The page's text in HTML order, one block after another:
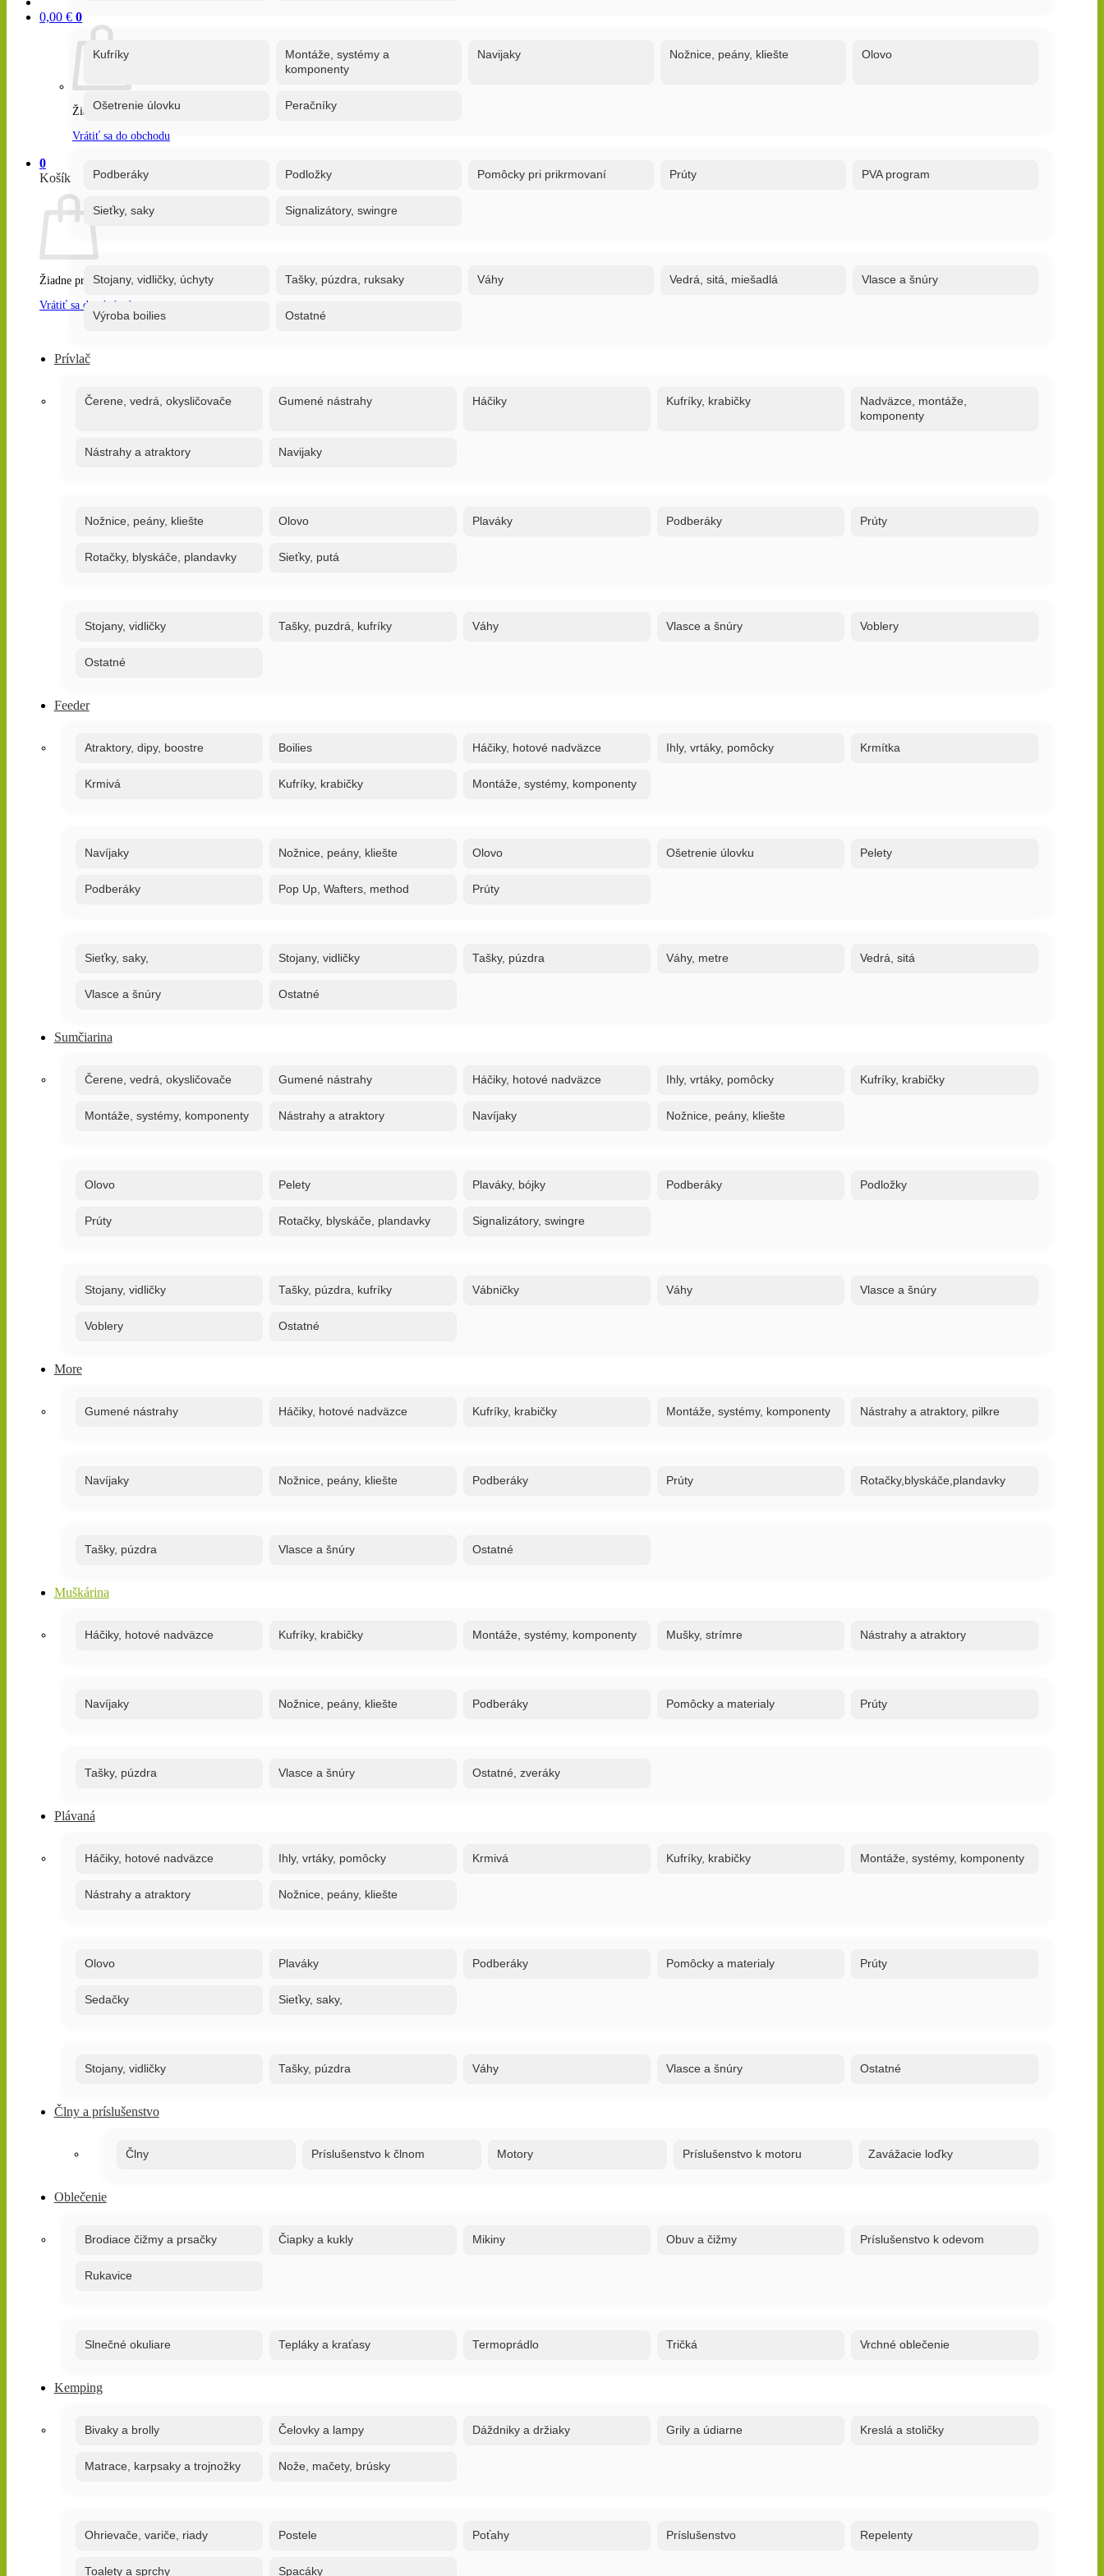
0,00 € 0
Žiadne produkty v košíku.
Vrátiť sa do obchodu
0
Košík
Žiadne produkty v košíku.
Vrátiť sa do obchodu
Kufríky
Montáže, systémy a
komponenty
Navijaky Nožnice, peány, kliešte Olovo
Ošetrenie úlovku Peračníky
Podberáky Podložky Pomôcky pri prikrmovaní Prúty PVA program
Sieťky, saky Signalizátory, swingre
Stojany, vidličky, úchyty Tašky, púzdra, ruksaky Váhy Vedrá, sitá, miešadlá Vlasce a šnúry
Výroba boilies Ostatné
Prívlač
Čerene, vedrá, okysličovače Gumené nástrahy Háčiky Kufríky, krabičky
Nadväzce, montáže,
komponenty
Nástrahy a atraktory Navijaky
Nožnice, peány, kliešte Olovo Plaváky Podberáky Prúty
Rotačky, blyskáče, plandavky Sieťky, putá
Stojany, vidličky Tašky, puzdrá, kufríky Váhy Vlasce a šnúry Voblery
Ostatné
Feeder
Atraktory, dipy, boostre Boilies Háčiky, hotové nadväzce Ihly, vrtáky, pomôcky Krmítka
Krmivá Kufríky, krabičky Montáže, systémy, komponenty
Navíjaky Nožnice, peány, kliešte Olovo Ošetrenie úlovku Pelety
Podberáky Pop Up, Wafters, method Prúty
Sieťky, saky, Stojany, vidličky Tašky, púzdra Váhy, metre Vedrá, sitá
Vlasce a šnúry Ostatné
Sumčiarina
Čerene, vedrá, okysličovače Gumené nástrahy Háčiky, hotové nadväzce Ihly, vrtáky, pomôcky Kufríky, krabičky
Montáže, systémy, komponenty Nástrahy a atraktory Navíjaky Nožnice, peány, kliešte
Olovo Pelety Plaváky, bójky Podberáky Podložky
Prúty Rotačky, blyskáče, plandavky Signalizátory, swingre
Stojany, vidličky Tašky, púzdra, kufríky Vábničky Váhy Vlasce a šnúry
Voblery Ostatné
More
Gumené nástrahy Háčiky, hotové nadväzce Kufríky, krabičky Montáže, systémy, komponenty Nástrahy a atraktory, pilkre
Navíjaky Nožnice, peány, kliešte Podberáky Prúty Rotačky,blyskáče,plandavky
Tašky, púzdra Vlasce a šnúry Ostatné
Muškárina
Háčiky, hotové nadväzce Kufríky, krabičky Montáže, systémy, komponenty Mušky, strímre Nástrahy a atraktory
Navíjaky Nožnice, peány, kliešte Podberáky Pomôcky a materialy Prúty
Tašky, púzdra Vlasce a šnúry Ostatné, zveráky
Plávaná
Háčiky, hotové nadväzce Ihly, vrtáky, pomôcky Krmivá Kufríky, krabičky Montáže, systémy, komponenty
Nástrahy a atraktory Nožnice, peány, kliešte
Olovo Plaváky Podberáky Pomôcky a materialy Prúty
Sedačky Sieťky, saky,
Stojany, vidličky Tašky, púzdra Váhy Vlasce a šnúry Ostatné
Člny a príslušenstvo
Člny Príslušenstvo k člnom Motory Príslušenstvo k motoru Zavážacie loďky
Oblečenie
Brodiace čižmy a prsačky Čiapky a kukly Mikiny Obuv a čižmy Príslušenstvo k odevom
Rukavice
Slnečné okuliare Tepláky a kraťasy Termoprádlo Tričká Vrchné oblečenie
Kemping
Bivaky a brolly Čelovky a lampy Dáždniky a držiaky Grily a údiarne Kreslá a stoličky
Matrace, karpsaky a trojnožky Nože, mačety, brúsky
Ohrievače, variče, riady Postele Poťahy Príslušenstvo Repelenty
Toalety a sprchy Spacáky